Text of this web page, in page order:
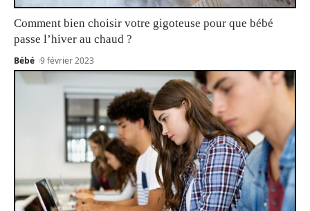
Comment bien choisir votre gigoteuse pour que bébé
passe l’hiver au chaud ?
Bébé 9 février 2023